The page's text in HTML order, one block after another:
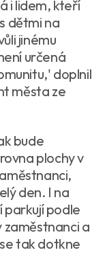
i lidem, kteří
dětmi na
jinému
určená
doplnil
města ze
bude
plochy v
den. I na
parkují podle
zaměstnanci a
tak dotkne